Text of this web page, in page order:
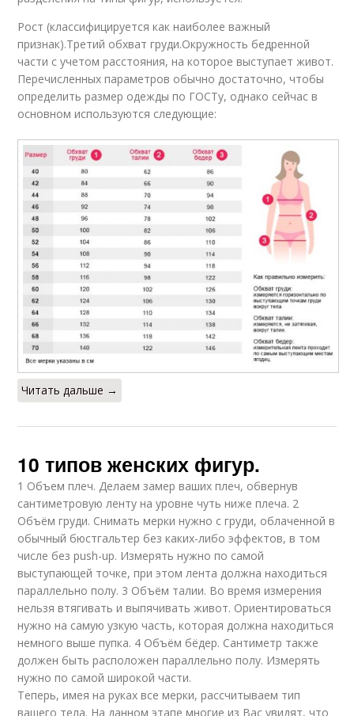
Рост (классифицируется как наиболее важный
признак).Третий обхват груди.Окружность бедренной
части с учетом расстояния, на которое выступает живот.
Перечисленных параметров обычно достаточно, чтобы
определить размер одежды по ГОСТу, однако сейчас в
основном используются следующие:
Читать дальше →
10 типов женских фигур.
1 Объем плеч. Делаем замер ваших плеч, обвернув
сантиметровую ленту на уровне чуть ниже плеча. 2
Объём груди. Снимать мерки нужно с груди, облаченной в
обычный бюстгальтер без каких-либо эффектов, в том
числе без push-up. Измерять нужно по самой
выступающей точке, при этом лента должна находиться
параллельно полу. 3 Объём талии. Во время измерения
нельзя втягивать и выпячивать живот. Ориентироваться
нужно на самую узкую часть, которая должна находиться
немного выше пупка. 4 Объём бёдер. Сантиметр также
должен быть расположен параллельно полу. Измерять
нужно по самой широкой части.
Теперь, имея на руках все мерки, рассчитываем тип
вашего тела. На данном этапе многие из Вас увидят, что